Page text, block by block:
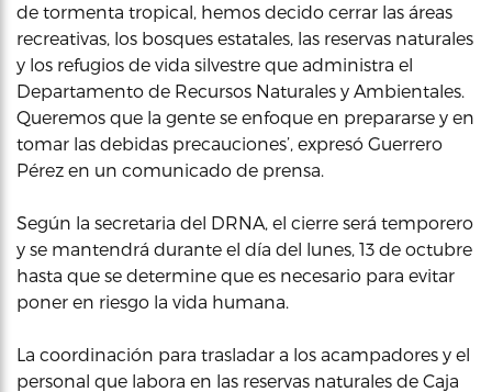
de tormenta tropical, hemos decido cerrar las áreas
recreativas, los bosques estatales, las reservas naturales
y los refugios de vida silvestre que administra el
Departamento de Recursos Naturales y Ambientales.
Queremos que la gente se enfoque en prepararse y en
tomar las debidas precauciones’, expresó Guerrero
Pérez en un comunicado de prensa.
Según la secretaria del DRNA, el cierre será temporero
y se mantendrá durante el día del lunes, 13 de octubre
hasta que se determine que es necesario para evitar
poner en riesgo la vida humana.
La coordinación para trasladar a los acampadores y el
personal que labora en las reservas naturales de Caja